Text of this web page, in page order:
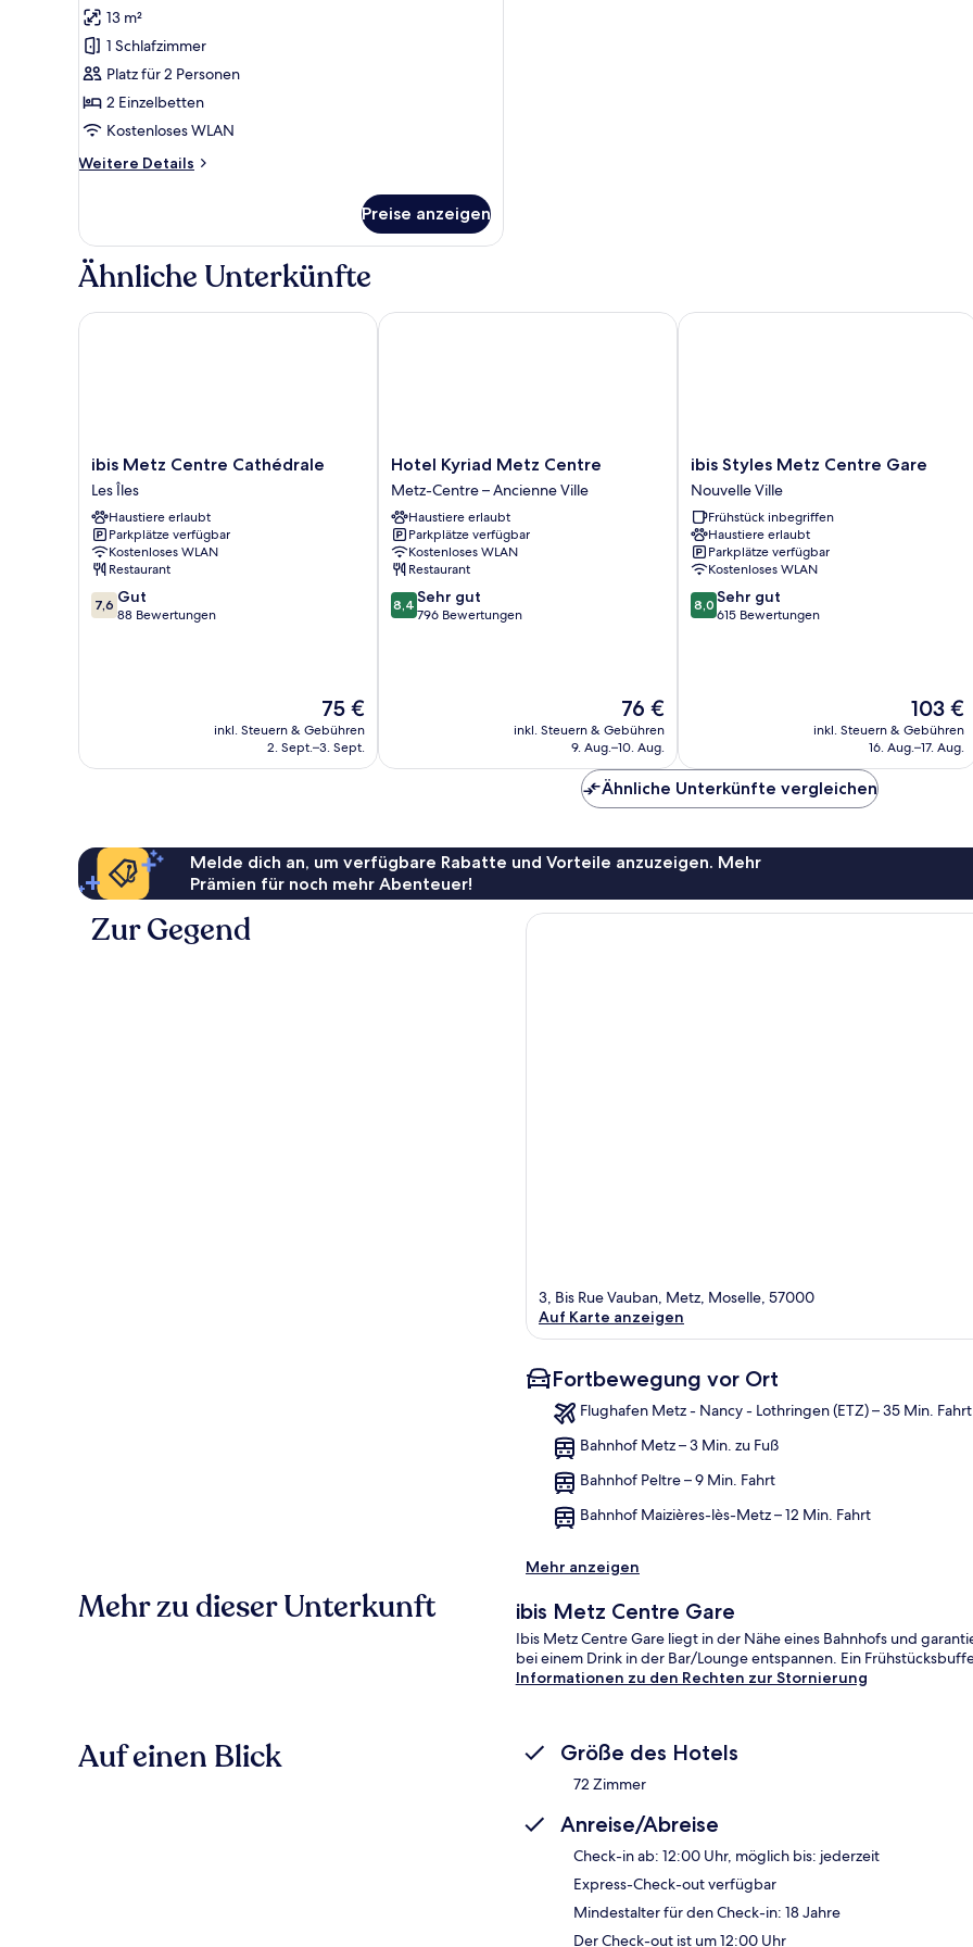
für
Standardzimmer,
2 Einzelbetten
anzeigen
13 m²
1 Schlafzimmer
Platz für 2 Personen
2 Einzelbetten
Kostenloses WLAN
Weitere Details
Weitere
2 Einzelbetten
Preise anzeigen
Ähnliche Unterkünfte
ibis
Metz
Centre
Cathédrale
Les
Îles
ibis Metz Centre Cathédrale
Les Îles
Haustiere erlaubt
Parkplätze verfügbar
Kostenloses WLAN
Restaurant
7.6
von
7,6 Gut
88 Bewertungen
Der
Preis
beträgt
75 €
inkl. Steuern & Gebühren
2. Sept.–3. Sept.
ibis Metz Centre Cathédrale
Hotel
Kyriad
Metz
Centre
Metz-
Centre
–
Ancienne
Ville
Hotel Kyriad Metz Centre
Metz-Centre – Ancienne Ville
Haustiere erlaubt
Parkplätze verfügbar
Kostenloses WLAN
Restaurant
8.4
von
8,4 Sehr gut
796 Bewertungen
Der
Preis
beträgt
76 €
inkl. Steuern & Gebühren
9. Aug.–10. Aug.
Hotel Kyriad Metz Centre
ibis
Styles
Metz
Centre
Gare
Nouvelle
Ville
ibis Styles Metz Centre Gare
Nouvelle Ville
Frühstück inbegriffen
Haustiere erlaubt
Parkplätze verfügbar
Kostenloses WLAN
8.0
von
8,0 Sehr gut
615 Bewertungen
Der
Preis
beträgt
103 €
inkl. Steuern & Gebühren
16. Aug.–17. Aug.
ibis Styles Metz Centre Gare
Ähnliche Unterkünfte vergleichen
Melde dich an, um verfügbare Rabatte und Vorteile anzuzeigen. Mehr
Prämien für noch mehr Abenteuer!
Zur Gegend
3, Bis Rue Vauban, Metz, Moselle, 57000
Auf Karte anzeigen
Fortbewegung vor Ort
Flughafen Metz - Nancy - Lothringen (ETZ) – 35 Min. Fahrt
Bahnhof Metz – 3 Min. zu Fuß
Bahnhof Peltre – 9 Min. Fahrt
Bahnhof Maizières-lès-Metz – 12 Min. Fahrt
Mehr anzeigen
Mehr zu dieser Unterkunft ibis Metz Centre Gare
Ibis Metz Centre Gare liegt in der Nähe eines Bahnhofs und
bei einem Drink in der Bar/Lounge entspannen. Ein
Informationen zu den Rechten zur Stornierung
Auf einen Blick Größe des Hotels
72 Zimmer
Anreise/Abreise
Check-in ab: 12:00 Uhr, möglich bis: jederzeit
Express-Check-out verfügbar
Mindestalter für den Check-in: 18 Jahre
Der Check-out ist um 12:00 Uhr